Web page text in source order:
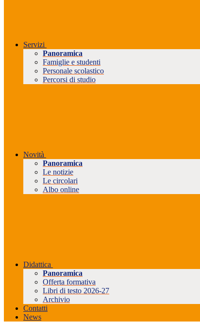
Servizi
Panoramica
Famiglie e studenti
Personale scolastico
Percorsi di studio
Novità
Panoramica
Le notizie
Le circolari
Albo online
Didattica
Panoramica
Offerta formativa
Libri di testo 2026-27
Archivio
Contatti
News